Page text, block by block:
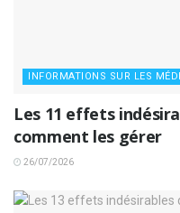
INFORMATIONS SUR LES
Les 11 effets
comment les gérer
26/07/2026